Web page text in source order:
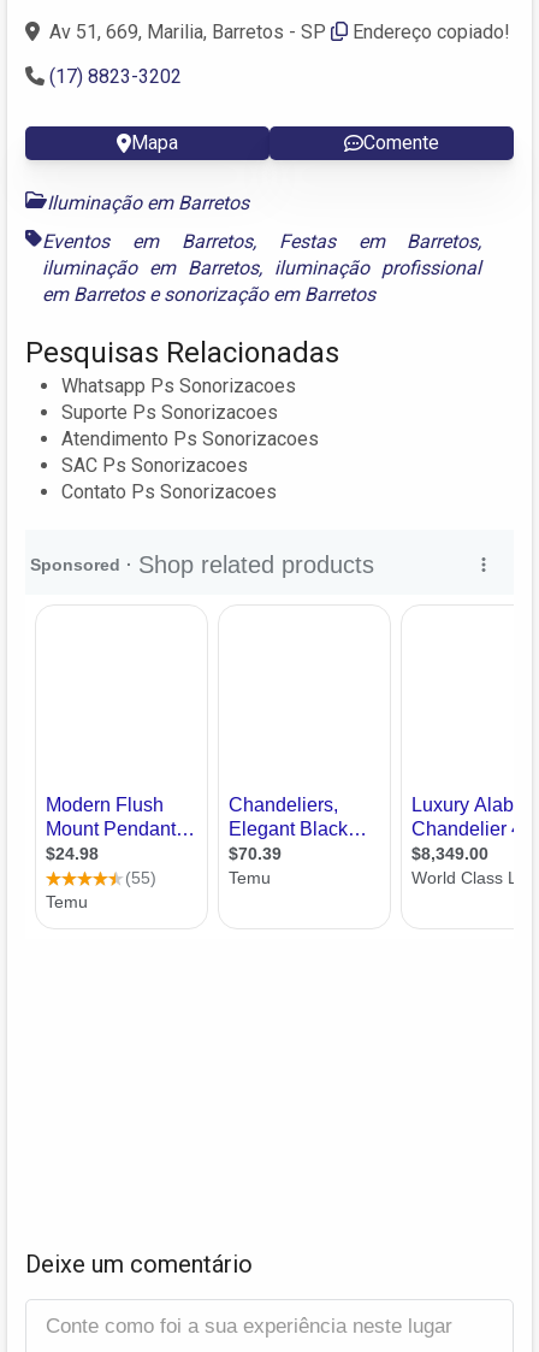
Av 51, 669, Marilia, Barretos - SP
Endereço copiado!
(17) 8823-3202
Mapa Comente
Iluminação em Barretos
Eventos em Barretos, Festas em Barretos,
iluminação em Barretos, iluminação profissional
em Barretosesonorização em Barretos
Pesquisas Relacionadas
Whatsapp Ps Sonorizacoes
Suporte Ps Sonorizacoes
Atendimento Ps Sonorizacoes
SAC Ps Sonorizacoes
Contato Ps Sonorizacoes
Deixe um comentário